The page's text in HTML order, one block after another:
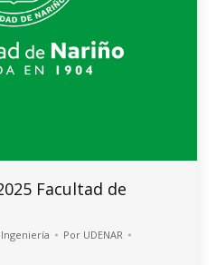
Facultad de
Por UDENAR